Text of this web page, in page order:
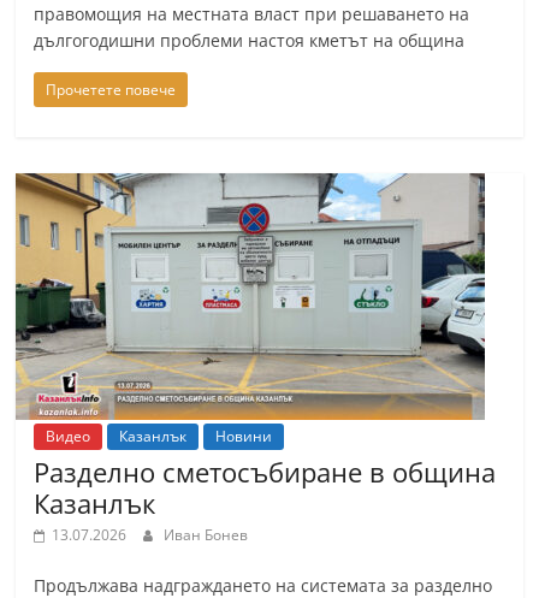
правомощия на местната власт при решаването на
дългогодишни проблеми настоя кметът на община
Прочетете повече
Видео Казанлък Новини
Разделно сметосъбиране в община
Казанлък
13.07.2026 Иван Бонев
Продължава надграждането на системата за разделно